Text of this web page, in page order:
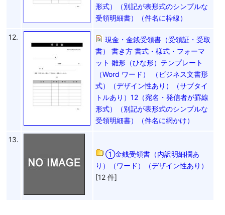
形式）（別記が表形式のシンプルな
受領明細書）（件名に枠線）
12.
現金・金銭受領書（受領証・受取
書） 書き方 書式・様式・フォーマ
ット 雛形（ひな形）テンプレート
（Word ワード） （ビジネス文書形
式）（デザイン性あり）（サブタイ
トルあり）12（宛名・発信者が罫線
形式）（別記が表形式のシンプルな
受領明細書）（件名に網かけ）
13.
①金銭受領書（内訳明細欄あ
り）（ワード）（デザイン性あり）
[12 件]